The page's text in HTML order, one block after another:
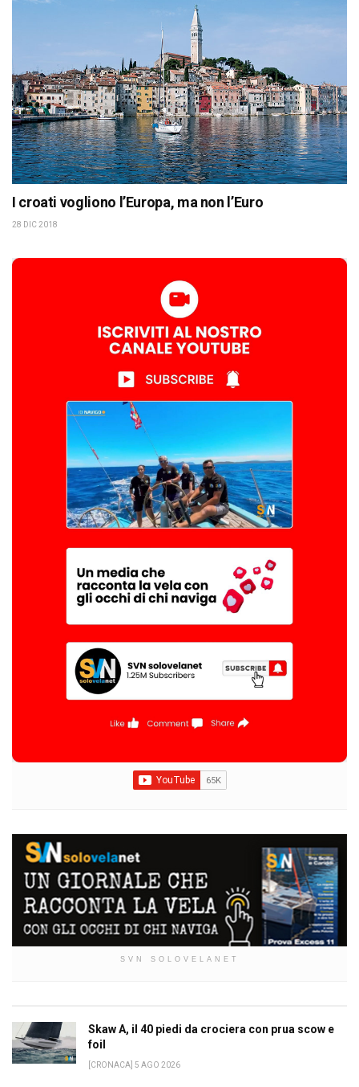
I croati vogliono l’Europa, ma non l’Euro
28 DIC 2018
SVN SOLOVELANET
Skaw A, il 40 piedi da crociera con prua scow e
foil
[CRONACA] 5 AGO 2026